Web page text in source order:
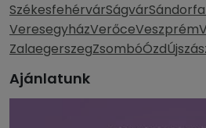
SzékesfehérvárSágvár
VeresegyházVerőceVeszprém
ZalaegerszegZsombóÓzd
Ajánlatunk